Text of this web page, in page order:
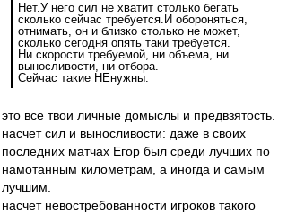
Нет.У него сил не хватит столько бегать
сколько сейчас требуется.И обороняться,
отнимать, он и близко столько не может,
сколько сегодня опять таки требуется.
Ни скорости требуемой, ни объема, ни
выносливости, ни отбора.
Сейчас такие НЕнужны.
это все твои личные домыслы и предвзятость.
насчет сил и выносливости: даже в своих
последних матчах Егор был среди лучших по
намотанным километрам, а иногда и самым
лучшим.
насчет невостребованности игроков такого